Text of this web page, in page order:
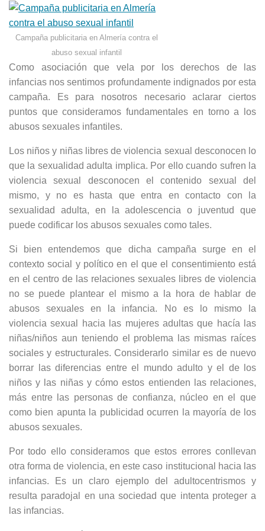
Campaña publicitaria en Almería contra el
abuso sexual infantil
Como asociación que vela por los derechos de las
infancias nos sentimos profundamente indignados por esta
campaña. Es para nosotros necesario aclarar ciertos
puntos que consideramos fundamentales en torno a los
abusos sexuales infantiles.
Los niños y niñas libres de violencia sexual desconocen lo
que la sexualidad adulta implica. Por ello cuando sufren la
violencia sexual desconocen el contenido sexual del
mismo, y no es hasta que entra en contacto con la
sexualidad adulta, en la adolescencia o juventud que
puede codificar los abusos sexuales como tales.
Si bien entendemos que dicha campaña surge en el
contexto social y político en el que el consentimiento está
en el centro de las relaciones sexuales libres de violencia
no se puede plantear el mismo a la hora de hablar de
abusos sexuales en la infancia. No es lo mismo la
violencia sexual hacia las mujeres adultas que hacía las
niñas/niños aun teniendo el problema las mismas raíces
sociales y estructurales. Considerarlo similar es de nuevo
borrar las diferencias entre el mundo adulto y el de los
niños y las niñas y cómo estos entienden las relaciones,
más entre las personas de confianza, núcleo en el que
como bien apunta la publicidad ocurren la mayoría de los
abusos sexuales.
Por todo ello consideramos que estos errores conllevan
otra forma de violencia, en este caso institucional hacia las
infancias. Es un claro ejemplo del adultocentrismos y
resulta paradojal en una sociedad que intenta proteger a
las infancias.